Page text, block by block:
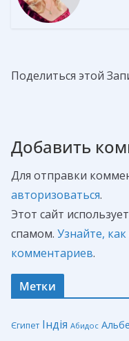
Поделиться этой
Добавить
Для отправки
авторизоваться.
Этот сайт
спамом. Узнайте,
комментариев.
Метки
Єгипет Індія Абидос